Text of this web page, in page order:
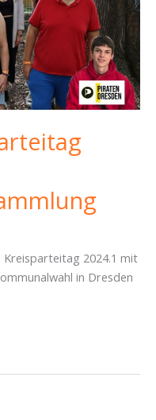
Kreisparteitag 2024.1 mit
in Dresden